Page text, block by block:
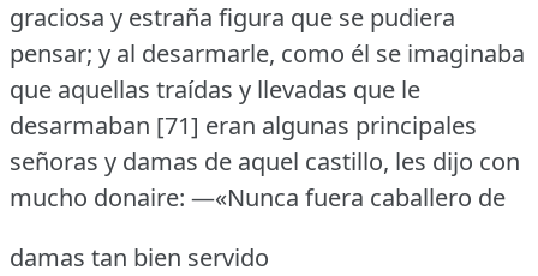
graciosa y estraña figura que se pudiera
pensar; y al desarmarle, como él se imaginaba
que aquellas traídas y llevadas que le
desarmaban [71] eran algunas principales
señoras y damas de aquel castillo, les dijo con
mucho donaire: —«Nunca fuera caballero de
damas tan bien servido